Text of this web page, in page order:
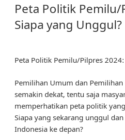
Peta Politik Pemilu/
Siapa yang Unggul?
Peta Politik Pemilu/Pilpres
Pemilihan Umum dan
semakin dekat, tentu saja
memperhatikan peta politik
Siapa yang sekarang unggul
Indonesia ke depan?